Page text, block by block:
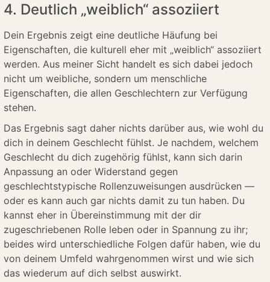
4. Deutlich „weiblich“ assoziiert
Dein Ergebnis zeigt eine deutliche Häufung bei
Eigenschaften, die kulturell eher mit „weiblich“ assoziiert
werden. Aus meiner Sicht handelt es sich dabei jedoch
nicht um weibliche, sondern um menschliche
Eigenschaften, die allen Geschlechtern zur Verfügung
stehen.
Das Ergebnis sagt daher nichts darüber aus, wie wohl du
dich in deinem Geschlecht fühlst. Je nachdem, welchem
Geschlecht du dich zugehörig fühlst, kann sich darin
Anpassung an oder Widerstand gegen
geschlechtstypische Rollenzuweisungen ausdrücken —
oder es kann auch gar nichts damit zu tun haben. Du
kannst eher in Übereinstimmung mit der dir
zugeschriebenen Rolle leben oder in Spannung zu ihr;
beides wird unterschiedliche Folgen dafür haben, wie du
von deinem Umfeld wahrgenommen wirst und wie sich
das wiederum auf dich selbst auswirkt.